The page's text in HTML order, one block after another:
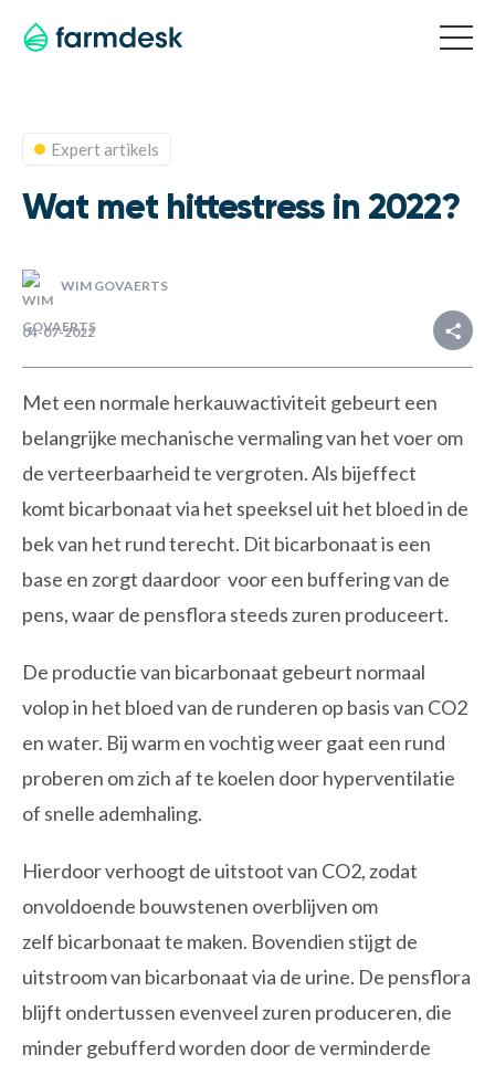
Expert artikels
Wat met hittestress in 2022?
WIM GOVAERTS
04-07-2022
Deel
Met een normale herkauwactiviteit gebeurt een
belangrijke mechanische vermaling van het voer om
de verteerbaarheid te vergroten. Als bijeffect
komt bicarbonaat via het speeksel uit het bloed in de
bek van het rund terecht. Dit bicarbonaat is een
base en zorgt daardoor voor een buffering van de
pens, waar de pensflora steeds zuren produceert.
De productie van bicarbonaat gebeurt normaal
volop in het bloed van de runderen op basis van CO2
en water. Bij warm en vochtig weer gaat een rund
proberen om zich af te koelen door hyperventilatie
of snelle ademhaling.
Hierdoor verhoogt de uitstoot van CO2, zodat
onvoldoende bouwstenen overblijven om
zelf bicarbonaat te maken. Bovendien stijgt de
uitstroom van bicarbonaat via de urine. De pensflora
blijft ondertussen evenveel zuren produceren, die
minder gebufferd worden door de verminderde